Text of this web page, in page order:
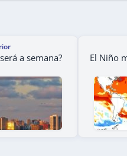
a semana?
El Niño